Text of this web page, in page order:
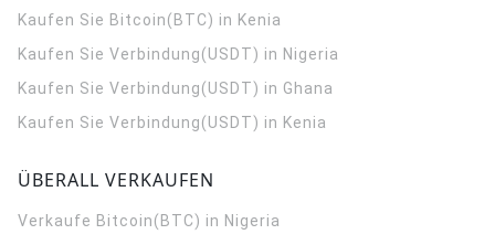
Kaufen Sie Bitcoin(BTC) in Kenia
Kaufen Sie Verbindung(USDT) in Nigeria
Kaufen Sie Verbindung(USDT) in Ghana
Kaufen Sie Verbindung(USDT) in Kenia
ÜBERALL VERKAUFEN
Verkaufe Bitcoin(BTC) in Nigeria